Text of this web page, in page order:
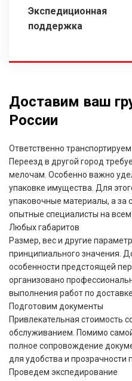
Экспедиционная
поддержка
Доставим ваш
России
Ответственно транспортируем
Переезд в другой город
мелочам. Особенно важно
упаковке имущества. Для
упаковочные материалы, а за
опытные специалисты на
Любых габаритов
Размер, вес и другие
принципиального значения.
особенности предстоящей
организовано
выполнения работ по доставке.
Подготовим документы
Привлекательная стоимость
обслуживанием. Помимо
полное сопровождение
для удобства и прозрачности
Проведем экспедирование